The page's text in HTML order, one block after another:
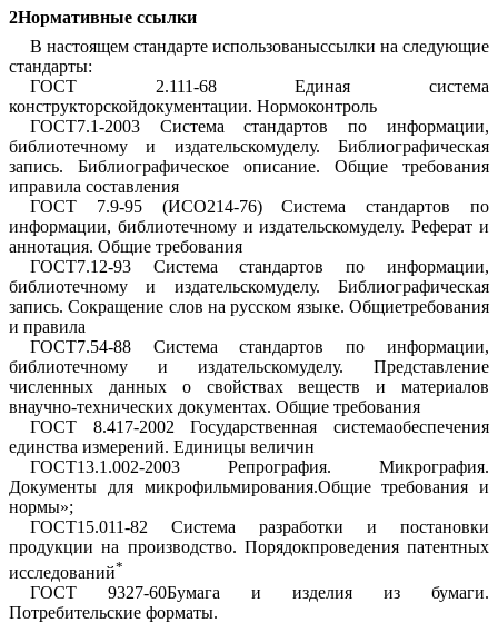
2Нормативные ссылки
В настоящем стандарте использованыссылки на следующие
стандарты:
ГОСТ 2.111-68Единая система
конструкторскойдокументации. Нормоконтроль
ГОСТ7.1-2003Система стандартов по информации,
библиотечному и издательскомуделу. Библиографическая
запись. Библиографическое описание. Общие требования
иправила составления
ГОСТ 7.9-95(ИСО214-76) Система стандартов по
информации, библиотечному и издательскомуделу. Реферат и
аннотация. Общие требования
ГОСТ7.12-93Система стандартов по информации,
библиотечному и издательскомуделу. Библиографическая
запись. Сокращение слов на русском языке. Общиетребования
и правила
ГОСТ7.54-88Система стандартов по информации,
библиотечному и издательскомуделу. Представление
численных данных о свойствах веществ и материалов
внаучно-технических документах. Общие требования
ГОСТ 8.417-2002 Государственная системаобеспечения
единства измерений. Единицы величин
ГОСТ13.1.002-2003Репрография. Микрография.
Документы для микрофильмирования.Общие требования и
нормы»;
ГОСТ15.011-82 Система разработки и постановки
продукции на производство. Порядокпроведения патентных
исследований*
ГОСТ 9327-60Бумага и изделия из бумаги.
Потребительские форматы.